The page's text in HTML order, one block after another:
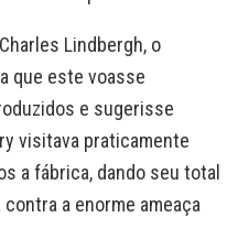
Lindbergh, o
que este voasse
e sugerisse
visitava praticamente
a fábrica, dando seu total
a enorme ameaça